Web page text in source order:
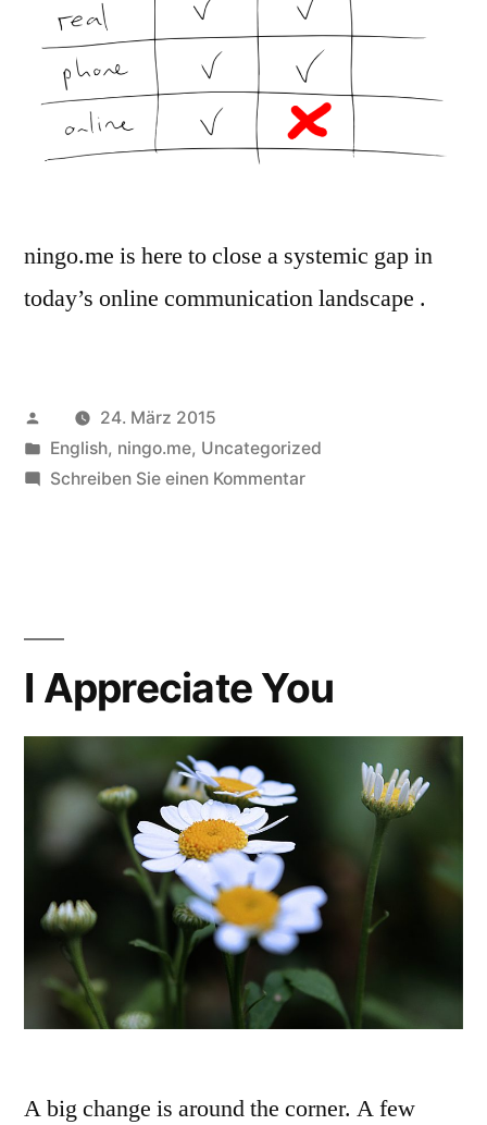
ningo.me is here to close a systemic gap in
today’s online communication landscape .
Veröffentlicht
von
24. März 2015
Veröffentlicht
in
English, ningo.me, Uncategorized
Schreiben Sie einen Kommentarzu
I Appreciate You
A big change is around the corner. A few